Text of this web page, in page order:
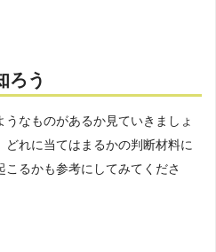
ろう
なものがあるか見ていきましょ
どれに当てはまるかの判断材料に
るかも参考にしてみてくださ